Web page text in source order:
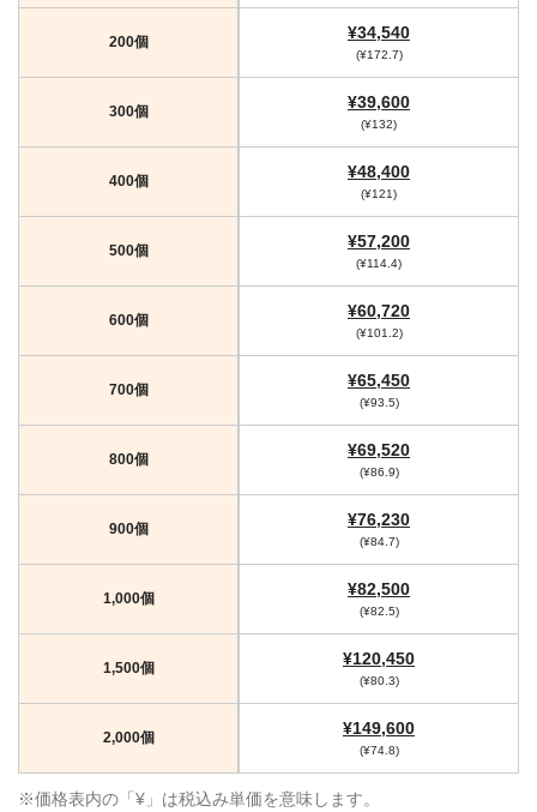
200個 ¥34,540
(¥172.7)
300個 ¥39,600
(¥132)
400個 ¥48,400
(¥121)
500個 ¥57,200
(¥114.4)
600個 ¥60,720
(¥101.2)
700個 ¥65,450
(¥93.5)
800個 ¥69,520
(¥86.9)
900個 ¥76,230
(¥84.7)
1,000個 ¥82,500
(¥82.5)
1,500個 ¥120,450
(¥80.3)
2,000個 ¥149,600
(¥74.8)
※価格表内の「¥」は税込み単価を意味します。